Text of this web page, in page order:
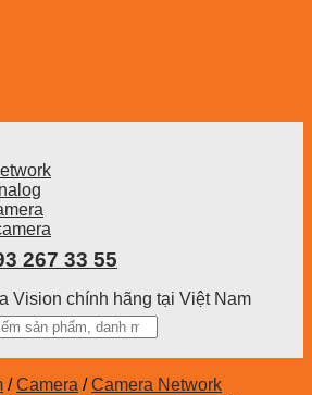
267 33 55
Vision chính hãng tại Việt Nam
/ Camera / Camera Network